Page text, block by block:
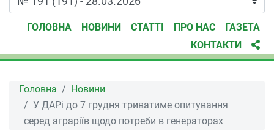
ГОЛОВНА НОВИНИ СТАТТІ ПРО НАС
ГАЗЕТА
КОНТАКТИ
Головна
Новини
У ДАРі до 7 грудня триватиме опитування
серед аграріїв щодо потреби в генераторах